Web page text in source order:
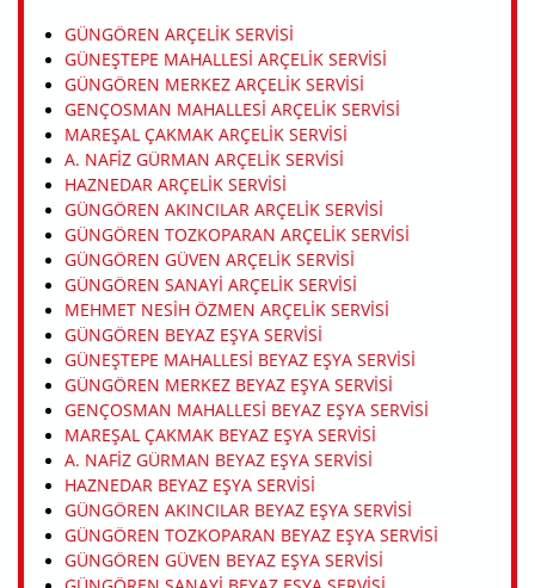
GÜNGÖREN ARÇELIK SERVISI
GÜNEŞTEPE MAHALLESI ARÇELIK SERVISI
GÜNGÖREN MERKEZ ARÇELIK SERVISI
GENÇOSMAN MAHALLESI ARÇELIK SERVISI
MAREŞAL ÇAKMAK ARÇELIK SERVISI
A. NAFIZ GÜRMAN ARÇELIK SERVISI
HAZNEDAR ARÇELIK SERVISI
GÜNGÖREN AKINCILAR ARÇELIK SERVISI
GÜNGÖREN TOZKOPARAN ARÇELIK SERVISI
GÜNGÖREN GÜVEN ARÇELIK SERVISI
GÜNGÖREN SANAYI ARÇELIK SERVISI
MEHMET NESIH ÖZMEN ARÇELIK SERVISI
GÜNGÖREN BEYAZ EŞYA SERVISI
GÜNEŞTEPE MAHALLESI BEYAZ EŞYA SERVISI
GÜNGÖREN MERKEZ BEYAZ EŞYA SERVISI
GENÇOSMAN MAHALLESI BEYAZ EŞYA SERVISI
MAREŞAL ÇAKMAK BEYAZ EŞYA SERVISI
A. NAFIZ GÜRMAN BEYAZ EŞYA SERVISI
HAZNEDAR BEYAZ EŞYA SERVISI
GÜNGÖREN AKINCILAR BEYAZ EŞYA SERVISI
GÜNGÖREN TOZKOPARAN BEYAZ EŞYA SERVISI
GÜNGÖREN GÜVEN BEYAZ EŞYA SERVISI